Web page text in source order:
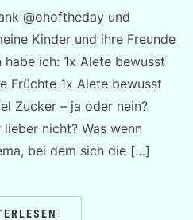
@ohoftheday und
Kinder und ihre Freunde
ich: 1x Alete bewusst
Früchte 1x Alete bewusst
Zucker – ja oder nein?
nicht? Was wenn
bei dem sich die […]